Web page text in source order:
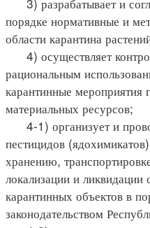
порядке нормативные и
области карантина
4) осуществляет
рациональным
карантинные мероприятия
материальных ресурсов;
4-1) организует и
пестицидов
хранению,
локализации и ликвидации
карантинных объектов в
законодательством